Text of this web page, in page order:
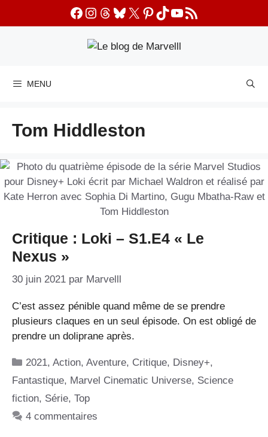
Facebook
Instagram
Threads
Bluesky
X Pinterest
TikTok
YouTube
Flux RSS
MENU
Tom Hiddleston
Critique : Loki – S1.E4 « Le
Nexus »
30 juin 2021 par Marvelll
C’est assez pénible quand même de se prendre
plusieurs claques en un seul épisode. On est obligé de
prendre un doliprane après.
Catégories
2021,Action,Aventure, Critique, Disney+,
Fantastique, Marvel Cinematic Universe, Science
fiction, Série, Top
4 commentaires